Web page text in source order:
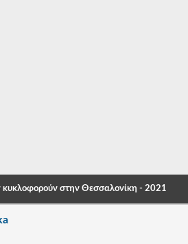
κυκλοφορούν στην Θεσσαλονίκη - 2021